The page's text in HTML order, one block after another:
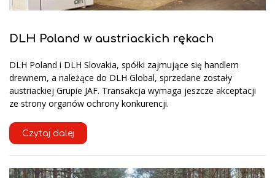
DLH Poland w austriackich rękach
DLH Poland i DLH Slovakia, spółki zajmujące się handlem
drewnem, a należące do DLH Global, sprzedane zostały
austriackiej Grupie JAF. Transakcja wymaga jeszcze akceptacji
ze strony organów ochrony konkurencji.
Czytaj dalej